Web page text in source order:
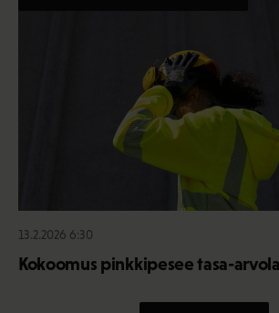
13.2.2026 6:30
Kokoomus pinkkipesee tasa-